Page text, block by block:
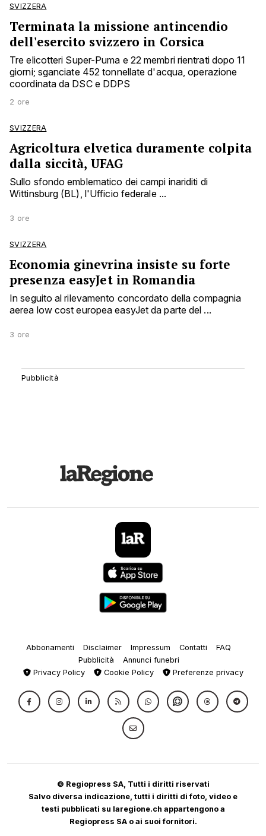
SVIZZERA
Terminata la missione antincendio
dell'esercito svizzero in Corsica
Tre elicotteri Super-Puma e 22 membri rientrati dopo 11
giorni; sganciate 452 tonnellate d'acqua, operazione
coordinata da DSC e DDPS
2 ore
SVIZZERA
Agricoltura elvetica duramente colpita
dalla siccità, UFAG
Sullo sfondo emblematico dei campi inariditi di
Wittinsburg (BL), l'Ufficio federale ...
3 ore
SVIZZERA
Economia ginevrina insiste su forte
presenza easyJet in Romandia
In seguito al rilevamento concordato della compagnia
aerea low cost europea easyJet da parte del ...
3 ore
Abbonamenti Disclaimer Impressum Contatti
FAQ
Pubblicità
Annunci funebri
Privacy Policy
Cookie Policy Preferenze privacy
© Regiopress SA, Tutti i diritti riservati
Salvo diversa indicazione, tutti i diritti di foto, video e
testi pubblicati su laregione.ch appartengono a
Regiopress SA o ai suoi fornitori.